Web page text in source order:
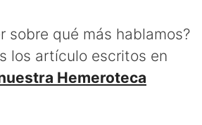
sobre qué más hablamos?
los artículo escritos en
Hemeroteca